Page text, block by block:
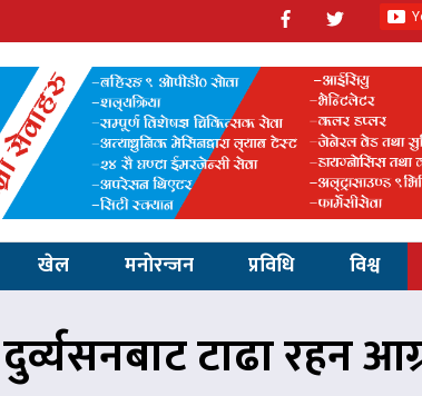
खेल मनोरन्जन प्रविधि विश्व
टाढा रहन